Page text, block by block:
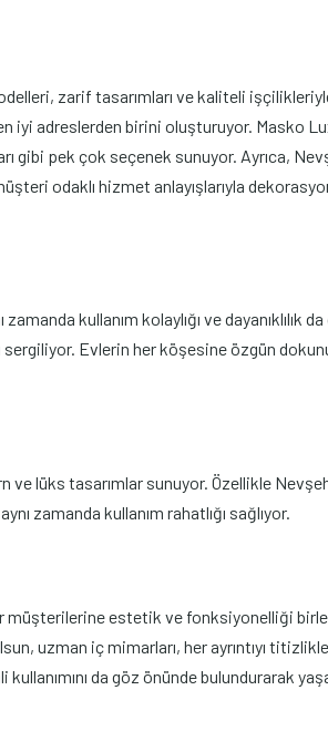
zarif tasarımları ve kaliteli
adreslerden birini oluşturuyor. Masko
gibi pek çok seçenek sunuyor. Ayrıca,
odaklı hizmet anlayışlarıyla
kullanım kolaylığı ve dayanıklılık
sergiliyor. Evlerin her köşesine özgün
ve lüks tasarımlar sunuyor. Özellikle
zamanda kullanım rahatlığı sağlıyor.
müşterilerine estetik ve fonksiyonelliği
uzman iç mimarları, her ayrıntıyı
da göz önünde bulundurarak